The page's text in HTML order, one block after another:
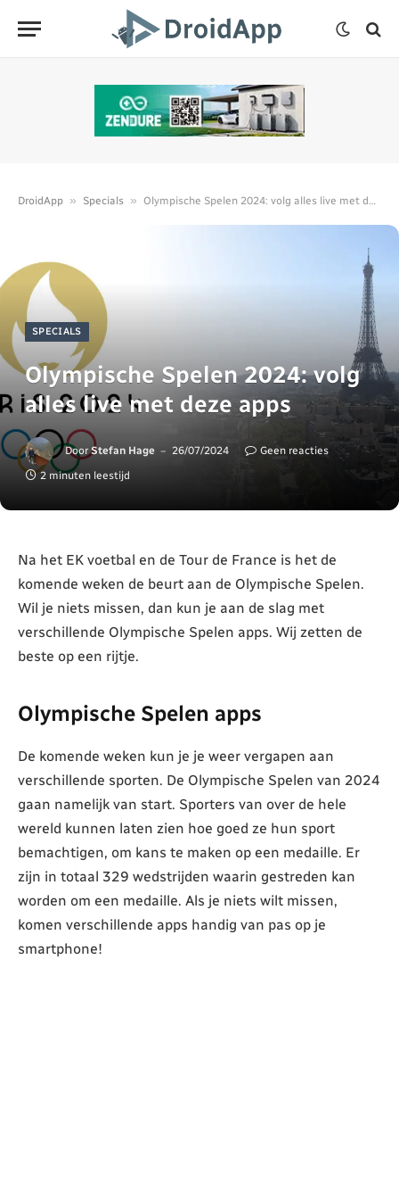
DroidApp » Specials » Olympische Spelen 2024: volg alles live met deze apps
SPECIALS
Olympische Spelen 2024: volg
alles live met deze apps
Door Stefan Hage 26/07/2024
Geen reacties
2 minuten leestijd
Na het EK voetbal en de Tour de France is het de
komende weken de beurt aan de Olympische Spelen.
Wil je niets missen, dan kun je aan de slag met
verschillende Olympische Spelen apps. Wij zetten de
beste op een rijtje.
Olympische Spelen apps
De komende weken kun je je weer vergapen aan
verschillende sporten. De Olympische Spelen van 2024
gaan namelijk van start. Sporters van over de hele
wereld kunnen laten zien hoe goed ze hun sport
bemachtigen, om kans te maken op een medaille. Er
zijn in totaal 329 wedstrijden waarin gestreden kan
worden om een medaille. Als je niets wilt missen,
komen verschillende apps handig van pas op je
smartphone!